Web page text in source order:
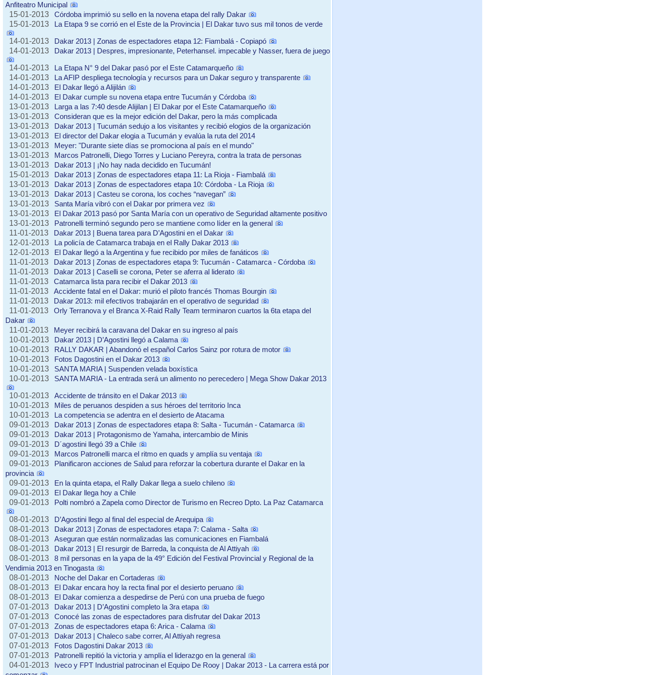
Anfiteatro Municipal
15-01-2013
Córdoba imprimió su sello en la novena etapa del rally Dakar
15-01-2013
La Etapa 9 se corrió en el Este de la Provincia | El Dakar tuvo sus mil tonos de verde
14-01-2013
Dakar 2013 | Zonas de espectadores etapa 12: Fiambalá - Copiapó
14-01-2013
Dakar 2013 | Despres, impresionante, Peterhansel. impecable y Nasser, fuera de juego
14-01-2013
La Etapa N° 9 del Dakar pasó por el Este Catamarqueño
14-01-2013
La AFIP despliega tecnología y recursos para un Dakar seguro y transparente
14-01-2013
El Dakar llegó a Alijilán
14-01-2013
El Dakar cumple su novena etapa entre Tucumán y Córdoba
13-01-2013
Larga a las 7:40 desde Alijilan | El Dakar por el Este Catamarqueño
13-01-2013
Consideran que es la mejor edición del Dakar, pero la más complicada
13-01-2013
Dakar 2013 | Tucumán sedujo a los visitantes y recibió elogios de la organización
13-01-2013
El director del Dakar elogia a Tucumán y evalúa la ruta del 2014
13-01-2013
Meyer: "Durante siete días se promociona al país en el mundo"
13-01-2013
Marcos Patronelli, Diego Torres y Luciano Pereyra, contra la trata de personas
13-01-2013
Dakar 2013 | ¡No hay nada decidido en Tucumán!
15-01-2013
Dakar 2013 | Zonas de espectadores etapa 11: La Rioja - Fiambalá
13-01-2013
Dakar 2013 | Zonas de espectadores etapa 10: Córdoba - La Rioja
13-01-2013
Dakar 2013 | Casteu se corona, los coches “navegan”
13-01-2013
Santa María vibró con el Dakar por primera vez
13-01-2013
El Dakar 2013 pasó por Santa María con un operativo de Seguridad altamente positivo
13-01-2013
Patronelli terminó segundo pero se mantiene como líder en la general
11-01-2013
Dakar 2013 | Buena tarea para D’Agostini en el Dakar
12-01-2013
La policía de Catamarca trabaja en el Rally Dakar 2013
12-01-2013
El Dakar llegó a la Argentina y fue recibido por miles de fanáticos
11-01-2013
Dakar 2013 | Zonas de espectadores etapa 9: Tucumán - Catamarca - Córdoba
11-01-2013
Dakar 2013 | Caselli se corona, Peter se aferra al liderato
11-01-2013
Catamarca lista para recibir el Dakar 2013
11-01-2013
Accidente fatal en el Dakar: murió el piloto francés Thomas Bourgin
11-01-2013
Dakar 2013: mil efectivos trabajarán en el operativo de seguridad
11-01-2013
Orly Terranova y el Branca X-Raid Rally Team terminaron cuartos la 6ta etapa del
Dakar
11-01-2013
Meyer recibirá la caravana del Dakar en su ingreso al país
10-01-2013
Dakar 2013 | D’Agostini llegó a Calama
10-01-2013
RALLY DAKAR | Abandonó el español Carlos Sainz por rotura de motor
10-01-2013
Fotos Dagostini en el Dakar 2013
10-01-2013
SANTA MARIA | Suspenden velada boxística
10-01-2013
SANTA MARIA - La entrada será un alimento no perecedero | Mega Show Dakar 2013
10-01-2013
Accidente de tránsito en el Dakar 2013
10-01-2013
Miles de peruanos despiden a sus héroes del territorio Inca
10-01-2013
La competencia se adentra en el desierto de Atacama
09-01-2013
Dakar 2013 | Zonas de espectadores etapa 8: Salta - Tucumán - Catamarca
09-01-2013
Dakar 2013 | Protagonismo de Yamaha, intercambio de Minis
09-01-2013
D´agostini llegó 39 a Chile
09-01-2013
Marcos Patronelli marca el ritmo en quads y amplía su ventaja
09-01-2013
Planificaron acciones de Salud para reforzar la cobertura durante el Dakar en la
provincia
09-01-2013
En la quinta etapa, el Rally Dakar llega a suelo chileno
09-01-2013
El Dakar llega hoy a Chile
09-01-2013
Polti nombró a Zapela como Director de Turismo en Recreo Dpto. La Paz Catamarca
08-01-2013
D’Agostini llego al final del especial de Arequipa
08-01-2013
Dakar 2013 | Zonas de espectadores etapa 7: Calama - Salta
08-01-2013
Aseguran que están normalizadas las comunicaciones en Fiambalá
08-01-2013
Dakar 2013 | El resurgir de Barreda, la conquista de Al Attiyah
08-01-2013
8 mil personas en la yapa de la 49° Edición del Festival Provincial y Regional de la
Vendimia 2013 en Tinogasta
08-01-2013
Noche del Dakar en Cortaderas
08-01-2013
El Dakar encara hoy la recta final por el desierto peruano
08-01-2013
El Dakar comienza a despedirse de Perú con una prueba de fuego
07-01-2013
Dakar 2013 | D’Agostini completo la 3ra etapa
07-01-2013
Conocé las zonas de espectadores para disfrutar del Dakar 2013
07-01-2013
Zonas de espectadores etapa 6: Arica - Calama
07-01-2013
Dakar 2013 | Chaleco sabe correr, Al Attiyah regresa
07-01-2013
Fotos Dagostini Dakar 2013
07-01-2013
Patronelli repitió la victoria y amplía el liderazgo en la general
04-01-2013
Iveco y FPT Industrial patrocinan el Equipo De Rooy | Dakar 2013 - La carrera está por